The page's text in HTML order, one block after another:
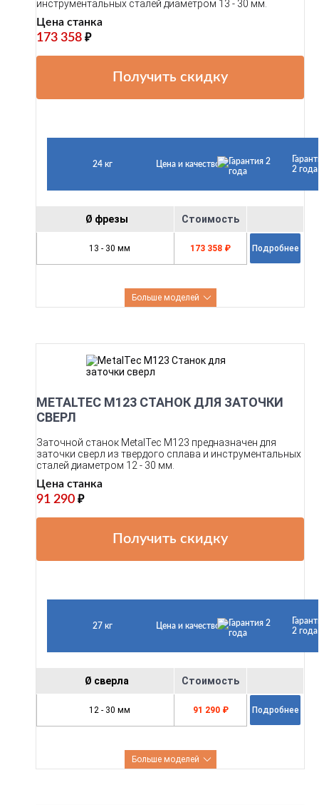
инструментальных сталей диаметром 13 - 30 мм.
Цена станка
173 358 ₽
Получить скидку
24 кг Цена и качество
2 года
Ø фрезы Стоимость
13 - 30 мм 173 358 ₽ Подробнее
Больше моделей
METALTEC M123 СТАНОК ДЛЯ ЗАТОЧКИ
СВЕРЛ
Заточной станок MetalTec M123 предназначен для
заточки сверл из твердого сплава и инструментальных
сталей диаметром 12 - 30 мм.
Цена станка
91 290 ₽
Получить скидку
27 кг Цена и качество
2 года
Ø сверла Стоимость
12 - 30 мм 91 290 ₽ Подробнее
Больше моделей